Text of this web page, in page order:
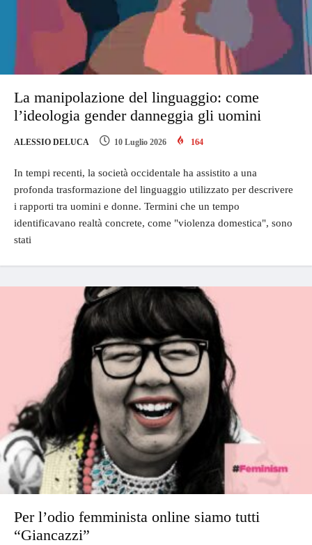
La manipolazione del linguaggio: come
l’ideologia gender danneggia gli uomini
ALESSIO DELUCA 10 Luglio 2026 164
In tempi recenti, la società occidentale ha assistito a una
profonda trasformazione del linguaggio utilizzato per descrivere
i rapporti tra uomini e donne. Termini che un tempo
identificavano realtà concrete, come "violenza domestica", sono
stati
Per l’odio femminista online siamo tutti
“Giancazzi”